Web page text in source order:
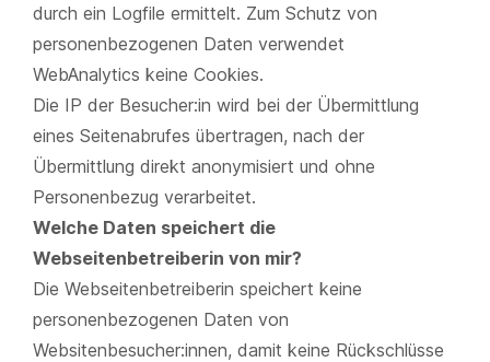
durch ein Logfile ermittelt. Zum Schutz von
personenbezogenen Daten verwendet
WebAnalytics keine Cookies.
Die IP der Besucher:in wird bei der Übermittlung
eines Seitenabrufes übertragen, nach der
Übermittlung direkt anonymisiert und ohne
Personenbezug verarbeitet.
Welche Daten speichert die
Webseitenbetreiberin von mir?
Die Webseitenbetreiberin speichert keine
personenbezogenen Daten von
Websitenbesucher:innen, damit keine Rückschlüsse